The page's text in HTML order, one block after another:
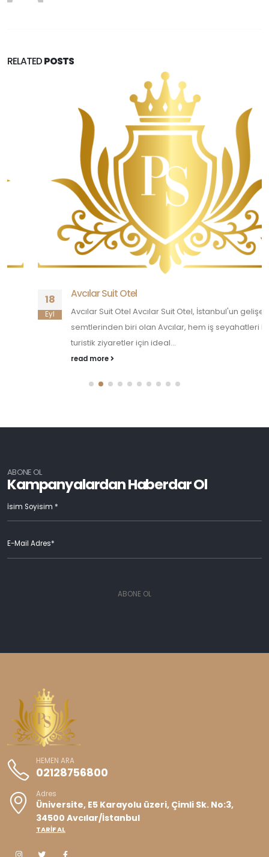
RELATEDPOSTS
Avcılar Suit Otel
Avcılar Suit Otel Avcılar Suit Otel, İstanbul'un gelişen
semtlerinden biri olan Avcılar, hem iş seyahatleri hem de
turistik ziyaretler için ideal...
read more
ABONE OL
Kampanyalardan Haberdar Ol
ABONE OL
HEMEN ARA
02128756800
Adres
Üniversite, E5 Karayolu üzeri, Çimli Sk. No:3,
34500 Avcılar/İstanbul
TARİF AL